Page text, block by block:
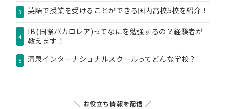
3 英語で授業を受けることができる国内高校5校を紹介！
4
IB(国際バカロレア)ってなにを勉強するの？経験者が
教えます！
5 清泉インターナショナルスクールってどんな学校？
＼ お役立ち情報を配信 ／